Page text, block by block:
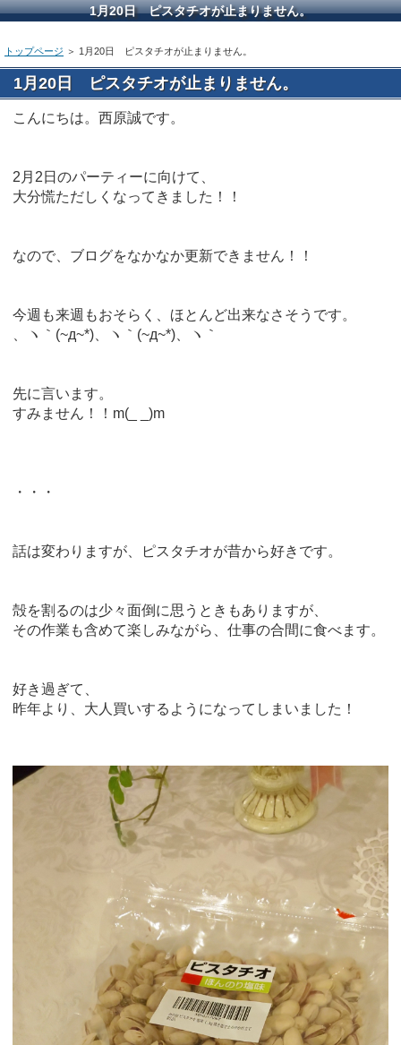
1月20日 ピスタチオが止まりません。
トップページ ＞ 1月20日 ピスタチオが止まりません。
1月20日 ピスタチオが止まりません。
こんにちは。西原誠です。
2月2日のパーティーに向けて、
大分慌ただしくなってきました！！
なので、ブログをなかなか更新できません！！
今週も来週もおそらく、ほとんど出来なさそうです。
、ヽ｀(~д~*)、ヽ｀(~д~*)、ヽ｀
先に言います。
すみません！！m(_ _)m
・・・
話は変わりますが、ピスタチオが昔から好きです。
殻を割るのは少々面倒に思うときもありますが、
その作業も含めて楽しみながら、仕事の合間に食べます。
好き過ぎて、
昨年より、大人買いするようになってしまいました！